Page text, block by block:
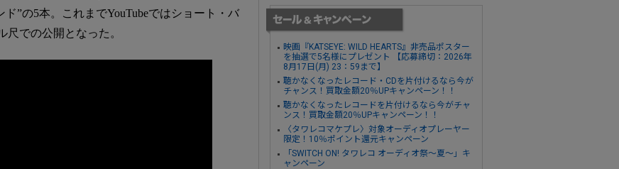
ド”の5本。これまでYouTubeではショート・バ
での公開となった。
映画『KATSEYE: WILD HEARTS』非売品ポスター
を抽選で5名様にプレゼント 【応募締切：2026年
8月17日(月) 23：59まで】
聴かなくなったレコード・CDを片付けるなら今が
チャンス！買取金額20％UPキャンペーン！！
聴かなくなったレコードを片付けるなら今がチャ
ンス！買取金額20％UPキャンペーン！！
〈タワレコマケプレ〉対象オーディオプレーヤー
限定！10％ポイント還元キャンペーン
「SWITCH ON! タワレコ オーディオ祭～夏～」キ
ャンペーン